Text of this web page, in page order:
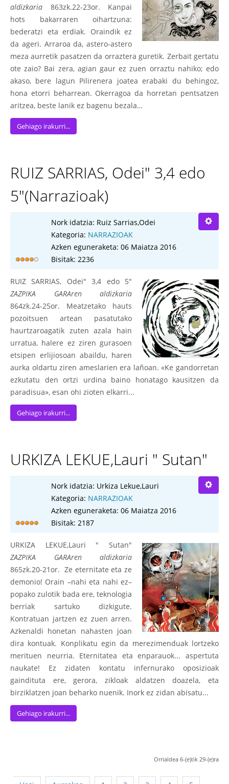
aldizkaria 863zk.22-23or. Kanpai
hots bakarraren oihartzuna:
bederatzi eta erdiak. Oraindik ez
da ageri. Arraroa da, astero-astero
meza aurretik pasatzen da orraztera guretik. Zerbait gertatu
ote zaio? Bai zera, agian gaur ez zuen orraztu nahiko; edo
akaso, bere lagun Pilirenera joatea erabaki du behingoz,
hona etorri beharrean. Okerragoa da horretan pentsatzen
aritzea, beste lanik ez bagenu bezala…
Gehiago irakurri...
RUIZ SARRIAS, Odei" 3,4 edo
5"(Narrazioak)
Nork idatzia: Ruiz Sarrias,Odei
Kategoria: NARRAZIOAK
Azken eguneraketa: 06 Maiatza 2016
Bisitak: 2236
RUIZ SARRIAS, Odei" 3,4 edo 5"
ZAZPIKA GARAren aldizkaria
864zk.24-25or. Meatzetako hauts
pozoitsuen artean pasatutako
haurtzaroagatik zuten azala hain
urratua, halere ez ziren gurasoen
etsipen erlijiosoan abaildu, haren
aurka oldartu ziren ameslarien era lañoan. «Ke gandorretan
ezkutatu den ortzi urdina baino honatago kausitzen da
paradisua», esan ohi zioten elkarri...
Gehiago irakurri...
URKIZA LEKUE,Lauri " Sutan"
Nork idatzia: Urkiza Lekue,Lauri
Kategoria: NARRAZIOAK
Azken eguneraketa: 06 Maiatza 2016
Bisitak: 2187
URKIZA LEKUE,Lauri " Sutan"
ZAZPIKA GARAren aldizkaria
865zk.20-21or. Ze eternitate eta ze
demonio! Orain –nahi eta nahi ez–
popako zulotik bada ere, teknologia
berriak sartuko dizkigute.
Kontratuan jartzen ez zuen arren.
Azkenaldi honetan nahasten joan
dira kontuak. Konplikatu egin da merezimenduak lortzeko
merituen neurria. Eternitatea eta enparauok... aspertuta
naukate! Ez zidaten kontatu infernurako oposizioak
gaindituta ere, gerora, zikloak aldatzen doazela, eta
birziklatzen joan beharko nuenik. Inork ez zidan abisatu...
Gehiago irakurri...
Orrialdea 6-(e)tik 29-(e)ra